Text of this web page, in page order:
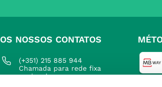
OS NOSSOS CONTATOS
(+351) 215 885 944
Chamada para rede fixa
nacional